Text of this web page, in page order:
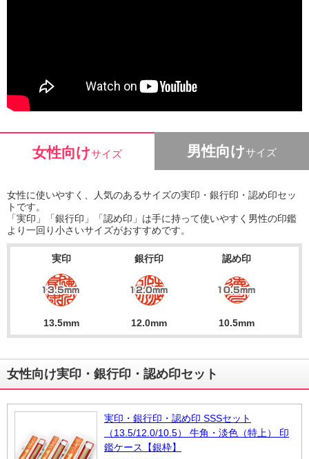
女性向けサイズ 男性向けサイズ
女性に使いやすく、人気のあるサイズの実印・銀行印・認め印セッ
トです。
「実印」「銀行印」「認め印」は手に持って使いやすく男性の印鑑
より一回り小さいサイズがおすすめです。
実印
13.5mm
銀行印
12.0mm
認め印
10.5mm
女性向け実印・銀行印・認め印セット
実印・銀行印・認め印 SSSセット
（13.5/12.0/10.5） 牛角・淡色（特上） 印
鑑ケース【銀枠】